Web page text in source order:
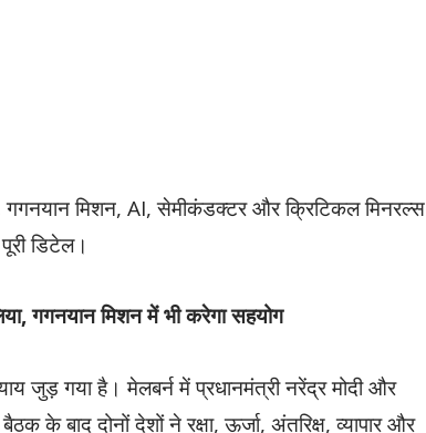
मिशन, AI, सेमीकंडक्टर और क्रिटिकल मिनरल्स
डिटेल।
गगनयान मिशन में भी करेगा सहयोग
जुड़ गया है। मेलबर्न में प्रधानमंत्री नरेंद्र मोदी और
के बाद दोनों देशों ने रक्षा, ऊर्जा, अंतरिक्ष, व्यापार और